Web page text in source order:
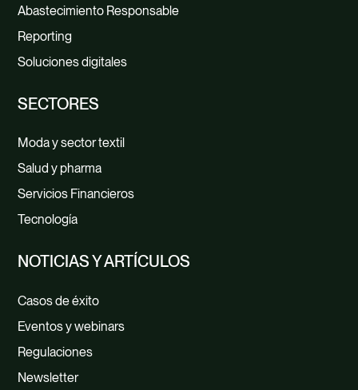
Abastecimiento Responsable
Reporting
Soluciones digitales
SECTORES
Moda y sector textil
Salud y pharma
Servicios Financieros
Tecnología
NOTICIAS Y ARTÍCULOS
Casos de éxito
Eventos y webinars
Regulaciones
Newsletter